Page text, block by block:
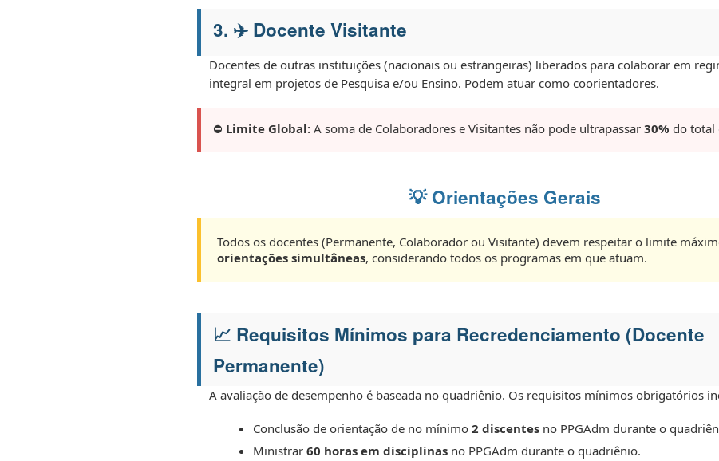
3. ✈️ Docente Visitante
Docentes de outras instituições (nacionais ou estrangeiras) liberados para colaborar em
integral em projetos de Pesquisa e/ou Ensino. Podem atuar como coorientadores.
⛔ Limite Global: A soma de Colaboradores e Visitantes não pode ultrapassar 30% do total
💡 Orientações Gerais
Todos os docentes (Permanente, Colaborador ou Visitante) devem respeitar o limite
orientações simultâneas, considerando todos os programas em que atuam.
📈 Requisitos Mínimos para Recredenciamento (Docente
Permanente)
A avaliação de desempenho é baseada no quadriênio. Os requisitos mínimos obrigatórios
Conclusão de orientação de no mínimo 2 discentes no PPGAdm durante o
Ministrar 60 horas em disciplinas no PPGAdm durante o quadriênio.